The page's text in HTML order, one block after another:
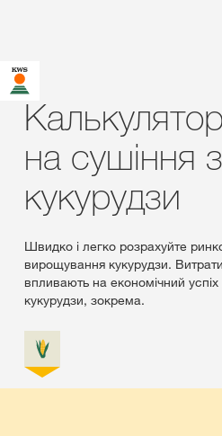
на сушіння
кукурудзи
Швидко і легко розрахуйте
вирощування кукурудзи.
впливають на економічний
кукурудзи, зокрема.